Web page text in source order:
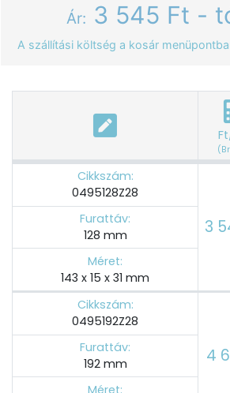
Ár: 3 545 Ft -
A szállítási költség a kosár
Cikkszám:
0495128Z28
3
Furattáv:
128 mm
Méret:
143 x 15 x 31 mm
Cikkszám:
0495192Z28
4
Furattáv:
192 mm
Méret: